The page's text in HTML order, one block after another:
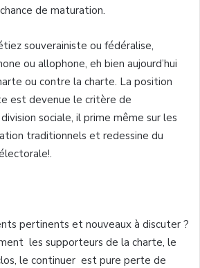
de maturation.
souverainiste ou fédéralise,
ou allophone, eh bien aujourd’hui
ou contre la charte. La position
est devenue le critère de
sociale, il prime même sur les
traditionnels et redessine du
pertinents et nouveaux à discuter ?
les supporteurs de la charte, le
le continuer est pure perte de